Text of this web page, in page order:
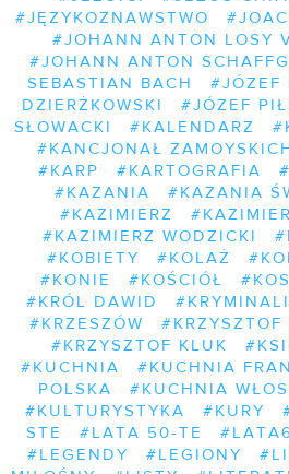
#JĘZYKOZNAWSTWO
#JOHANN ANTON LOSY
#JOHANN ANTON
SEBASTIAN BACH
#JÓZEF
DZIERŻKOWSKI
#JÓZEF
SŁOWACKI
#KALENDARZ
#KANCJONAŁ
#KARP
#KARTOGRAFIA
#KAZANIA
#KAZANIA
#KAZIMIERZ
#KAZIMIERZ WODZICKI
#KOBIETY
#KOLAŻ
#KONIE
#KOŚCIÓŁ
#KRÓL DAWID
#KRZESZÓW
#KRZYSZTOF KLUK
#KUCHNIA
#KUCHNIA
POLSKA
#KUCHNIA
#KULTURYSTYKA
#KURY
STE
#LATA 50-TE
#LEGENDY
#LEGIONY